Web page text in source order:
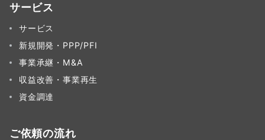
サービス
サービス
新規開発・PPP/PFI
事業承継・M&A
収益改善・事業再生
資金調達
ご依頼の流れ